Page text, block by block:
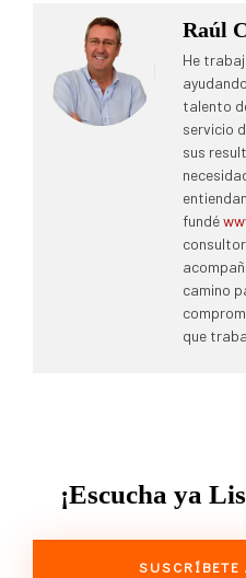
Raúl
He
talento
servicio
sus
fundé
camino
que
¡Escucha ya